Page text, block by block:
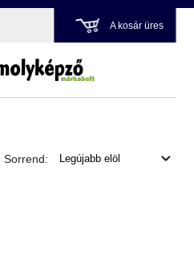
A kosár üres
Sorrend: